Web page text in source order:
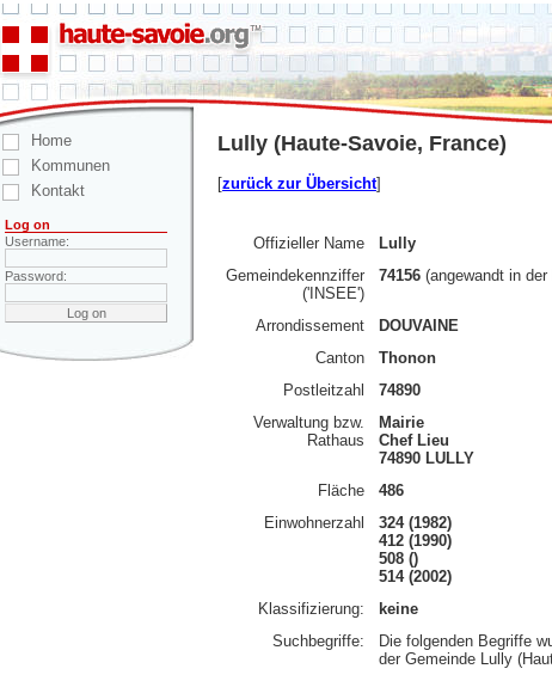
Home
Kommunen
Kontakt
Log on
Username:
Password:
Lully (Haute-Savoie, France)
[zurück zur Übersicht]
Offizieller Name
Lully
Gemeindekennziffer
('INSEE')
74156 (angewandt in
Arrondissement
DOUVAINE
Canton
Thonon
Postleitzahl
74890
Verwaltung bzw.
Rathaus
Mairie
Chef Lieu
74890 LULLY
Fläche
486
Einwohnerzahl
324 (1982)
412 (1990)
508 ()
514 (2002)
Klassifizierung:
keine
Suchbegriffe:
Die folgenden Begriffe
der Gemeinde Lully